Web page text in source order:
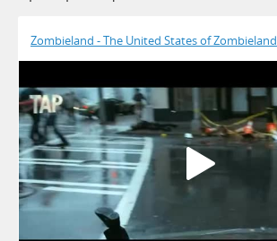
Zombieland - The United States of Zombieland